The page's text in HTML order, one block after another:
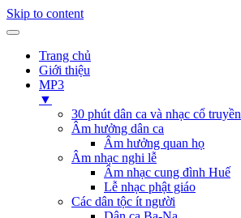
Skip to content
Trang chủ
Giới thiệu
MP3
▼
30 phút dân ca và nhạc cổ truyền
Âm hưởng dân ca
Âm hưởng quan họ
Âm nhạc nghi lễ
Âm nhạc cung đình Huế
Lễ nhạc phật giáo
Các dân tộc ít người